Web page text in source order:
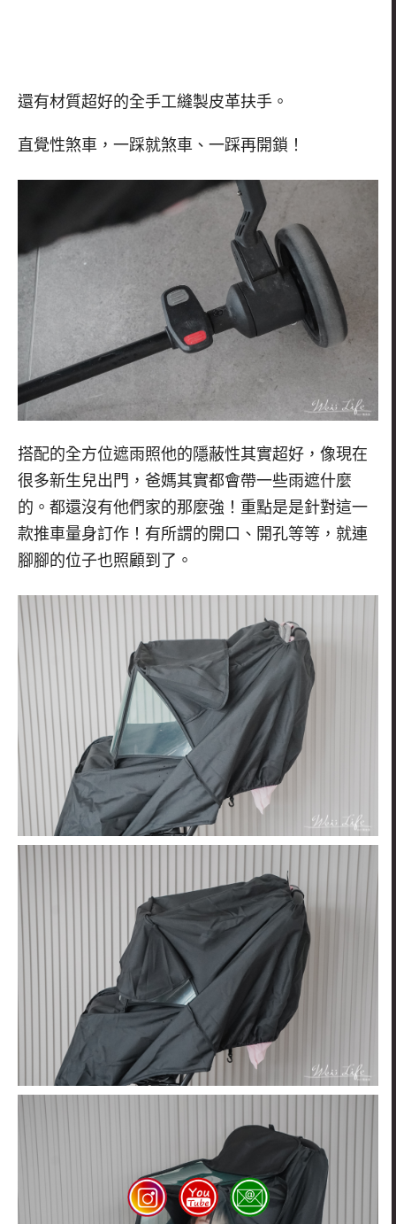
還有材質超好的全手工縫製皮革扶手。
直覺性煞車，一踩就煞車、一踩再開鎖！
搭配的全方位遮雨照他的隱蔽性其實超好，像現在
很多新生兒出門，爸媽其實都會帶一些雨遮什麼
的。都還沒有他們家的那麼強！重點是是針對這一
款推車量身訂作！有所謂的開口、開孔等等，就連
腳腳的位子也照顧到了。